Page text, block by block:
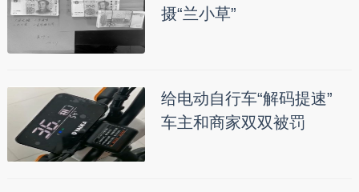
摄“兰小草”
给电动自行车“解码提速”
车主和商家双双被罚